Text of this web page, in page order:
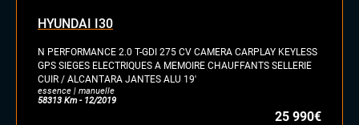
électrique
GPL
autre
HYUNDAI I30
N PERFORMANCE 2.0 T-GDI 275 CV CAMERA CARPLAY KEYLESS
GPS SIEGES ELECTRIQUES A MEMOIRE CHAUFFANTS SELLERIE
CUIR / ALCANTARA JANTES ALU 19'
essence | manuelle
58313 Km - 12/2019
25 990€